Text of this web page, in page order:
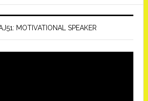
MOTIVATIONAL SPEAKER